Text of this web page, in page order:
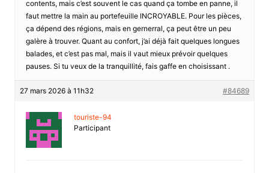
contents, mais c’est souvent le cas quand ça tombe en panne, il
faut mettre la main au portefeuille INCROYABLE. Pour les pièces,
ça dépend des régions, mais en gernerral, ça peut être un peu
galère à trouver. Quant au confort, j’ai déjà fait quelques longues
balades, et c’est pas mal, mais il vaut mieux prévoir quelques
pauses. Si tu veux de la tranquillité, fais gaffe en choisissant .
27 mars 2026 à 11h32 #84689
touriste-94
Participant